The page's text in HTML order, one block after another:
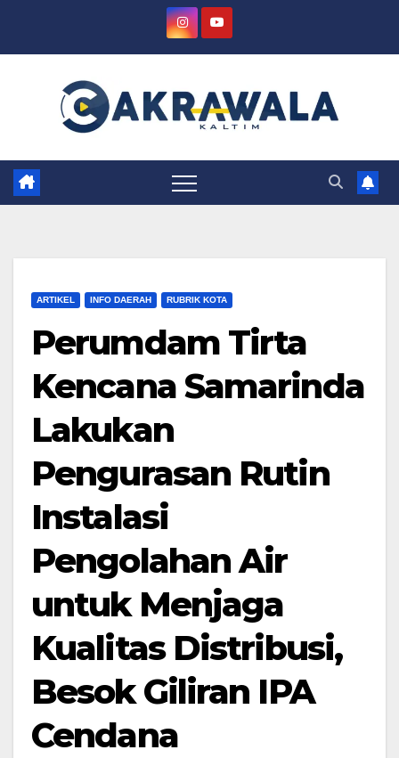
ARTIKEL INFO DAERAH RUBRIK KOTA
Perumdam Tirta
Kencana Samarinda
Lakukan
Pengurasan Rutin
Instalasi
Pengolahan Air
untuk Menjaga
Kualitas Distribusi,
Besok Giliran IPA
Cendana